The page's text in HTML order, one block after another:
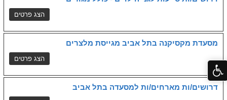
מסעדת מקסיקנה בתל אביב מגייסת מלצרים
דרושים/ות מארחים/ות למסעדה בתל אביב